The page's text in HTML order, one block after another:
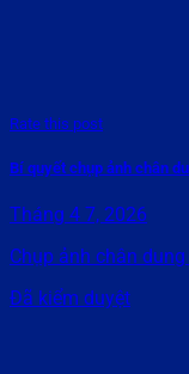
Rate this post
Bí quyết chụp ảnh chân
Tháng 4 7, 2026
Chụp ảnh chân dung
Đã kiểm duyệt